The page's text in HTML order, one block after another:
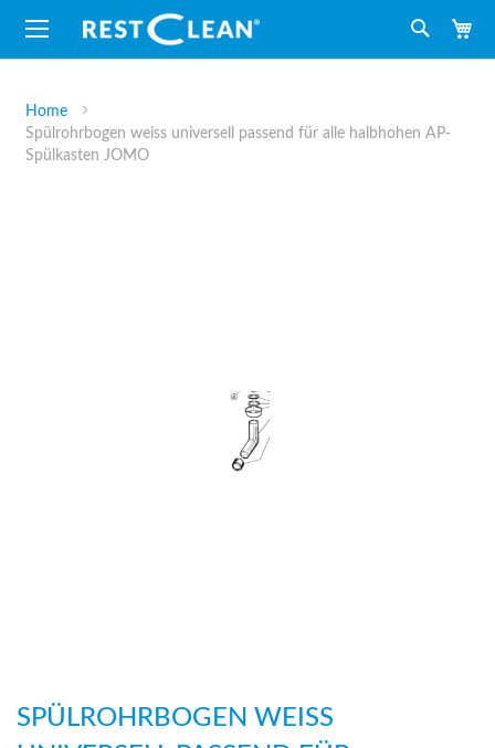
Suche
Home
Spülrohrbogen weiss universell passend für alle halbhohen AP-
Spülkasten JOMO
SPÜLROHRBOGEN WEISS
Anfang